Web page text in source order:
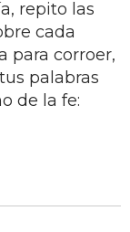
repito las
cada
para corroer,
palabras
de la fe: